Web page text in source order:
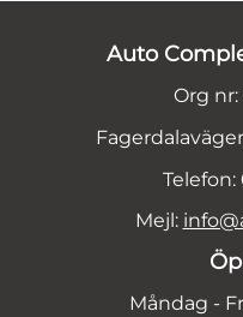
Auto
Org nr:
Telefon:
Mejl:
Måndag -